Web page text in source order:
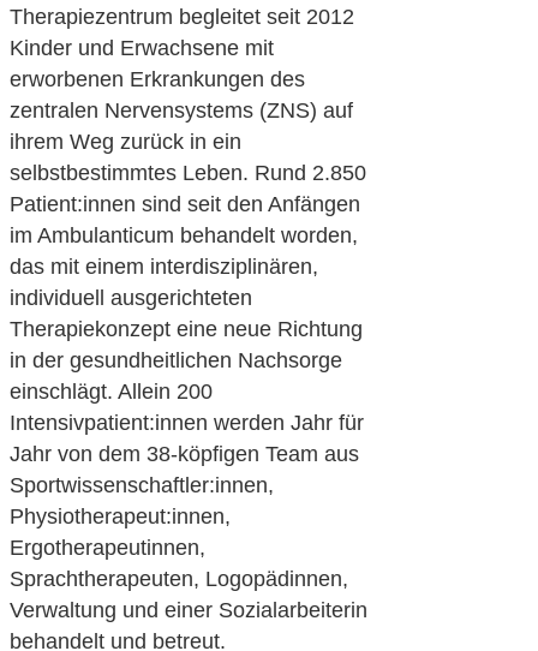
Therapiezentrum begleitet seit 2012
Kinder und Erwachsene mit
erworbenen Erkrankungen des
zentralen Nervensystems (ZNS) auf
ihrem Weg zurück in ein
selbstbestimmtes Leben. Rund 2.850
Patient:innen sind seit den Anfängen
im Ambulanticum behandelt worden,
das mit einem interdisziplinären,
individuell ausgerichteten
Therapiekonzept eine neue Richtung
in der gesundheitlichen Nachsorge
einschlägt. Allein 200
Intensivpatient:innen werden Jahr für
Jahr von dem 38-köpfigen Team aus
Sportwissenschaftler:innen,
Physiotherapeut:innen,
Ergotherapeutinnen,
Sprachtherapeuten, Logopädinnen,
Verwaltung und einer Sozialarbeiterin
behandelt und betreut.